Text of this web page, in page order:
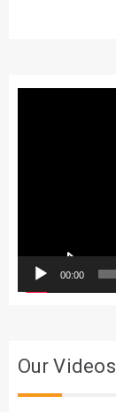
00:00
Our Videos